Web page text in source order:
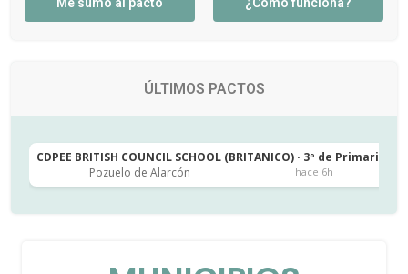
ÚLTIMOS PACTOS
CDPEE BRITISH COUNCIL SCHOOL (BRITANICO) · 3º de Primaria
Pozuelo de Alarcón
hace 6h